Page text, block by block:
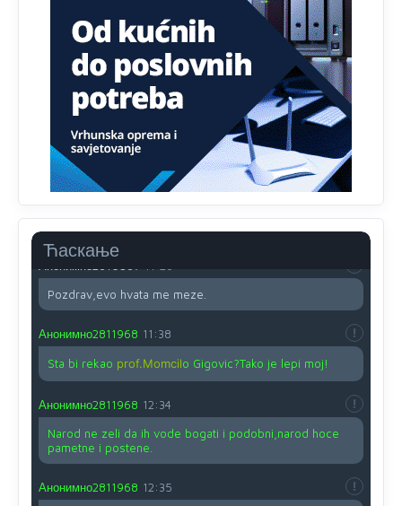
Ћаскање
Анонимно2810587
11:13
Proguglajte
Анонимно2810587
11:21
O kako su cudni lvi ljudi,uzeli bi sve da mogu...a ja srce
svima fajem,radujem se tudjoj sreci.I ko ima i ko nema
na iso ce mjesto leci!
Анонимно2810587
11:24
Pozdrav,evo hvata me meze.
Анонимно2811968 11:38
Sta bi rekao prof.Momcilo Gigovic?Tako je lepi moj!
Анонимно2811968 12:34
Narod ne zeli da ih vode bogati i podobni,narod hoce
pametne i postene.
Анонимно2811968 12:35